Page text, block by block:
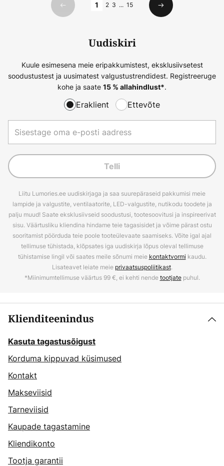
Eelmine
1 2 3 ... 15
Järgmine
Uudiskiri
Kuule esimesena meie eripakkumistest, eksklusiivsetest
soodustustest ja uusimatest valgustustrendidest. Registreeruge
kohe ja saate 15 % allahindlust*.
Eraklient Ettevõte
Telli
Liitu Lumories.ee uudiskirjaga ja saa suurepäraseid pakkumisi meie
lampide ja valgustite, ventilaatorite, LED-valgustite, nutikodu toodete ja
palju muud! Saate eksklusiivseid soodustusi, tootesoovitusi ja inspireerivat
sisu. Väärtusliku kliendina hindame teie tagasisidet ja võime pärast ostu
sooritamist pöörduda teie poole tooteülevaate saamiseks. Võite igal ajal
tellimuse tühistada, klõpsates iga uudiskirja lõpus oleval tellimuse
tühistamise lingil või saates meile sõnumi meie kontaktvormi kaudu.
Lisateavet leiate meie privaatsuspoliitikast.
*Miinimumtellimuse väärtus 99 €, ei kehti nendetootjatepuhul.
Klienditeenindus
Kasuta tagastusõigust
Korduma kippuvad küsimused
Kontakt
Makseviisid
Tarneviisid
Kaupade tagastamine
Kliendikonto
Tootja garantii